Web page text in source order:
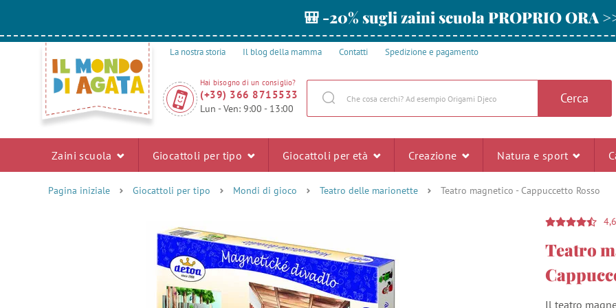
🎒 -20% sugli zaini scuola PROPRIO ORA
La nostra storia Il blog della mamma Contatti Spedizione e pagamento
Hai bisogno di un consiglio?
(+39) 366 8715533
Lun - Ven: 9:00 - 13:00
Cerca
Zaini scuola Giocattoli per tipo Giocattoli per età Creazione Natura e sport
Pagina iniziale Giocattoli per tipo Mondi di gioco Teatro delle marionette Teatro magnetico - Cappuccetto Rosso
4,6
Teatro
Il teatro